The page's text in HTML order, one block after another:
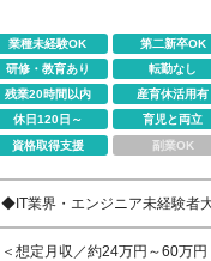
業種未経験OK 第二新卒OK
研修・教育あり 転勤なし
残業20時間以内 産育休活用有
休日120日～ 育児と両立
資格取得支援 副業OK
◆IT業界・エンジニア未経験者
（文系・理系も問いません） ◆
初めての方もOK ◆インフラ（
＜想定月収／約24万円～60万